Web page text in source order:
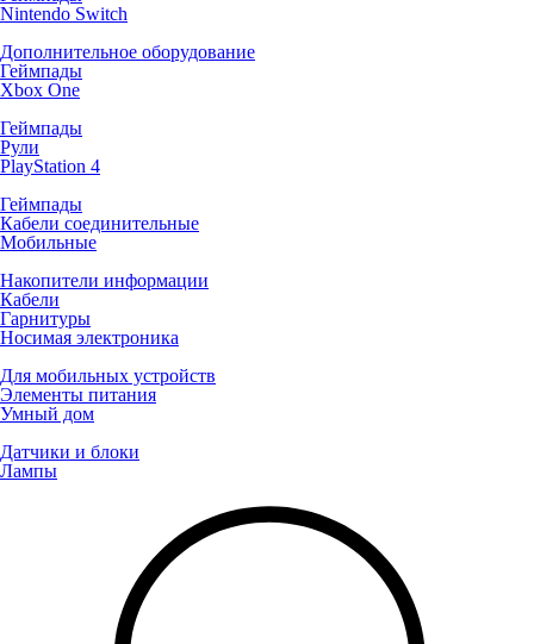
Nintendo Switch
Дополнительное оборудование
Геймпады
Xbox One
Геймпады
Рули
PlayStation 4
Геймпады
Кабели соединительные
Мобильные
Накопители информации
Кабели
Гарнитуры
Носимая электроника
Для мобильных устройств
Элементы питания
Умный дом
Датчики и блоки
Лампы